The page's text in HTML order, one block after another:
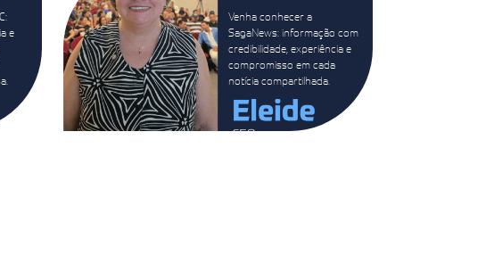
e
Venha conhecer a
SagaNews: informação com
credibilidade, experiência e
compromisso em cada
notícia compartilhada.